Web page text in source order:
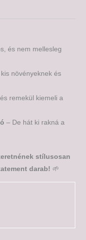
és nem mellesleg
növényeknek és
remekül kiemeli a
– De hát ki rakná a
stílusosan
darab! 🌱